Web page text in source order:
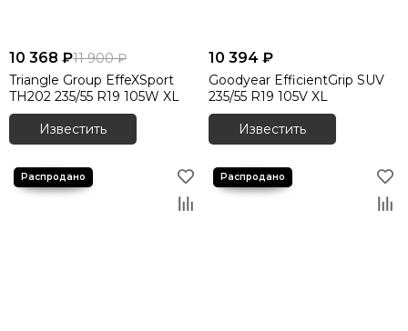
10 368 ₽11 900 ₽
Triangle Group EffeXSport
TH202 235/55 R19 105W XL
Известить
10 394 ₽
Goodyear EfficientGrip SUV
235/55 R19 105V XL
Известить